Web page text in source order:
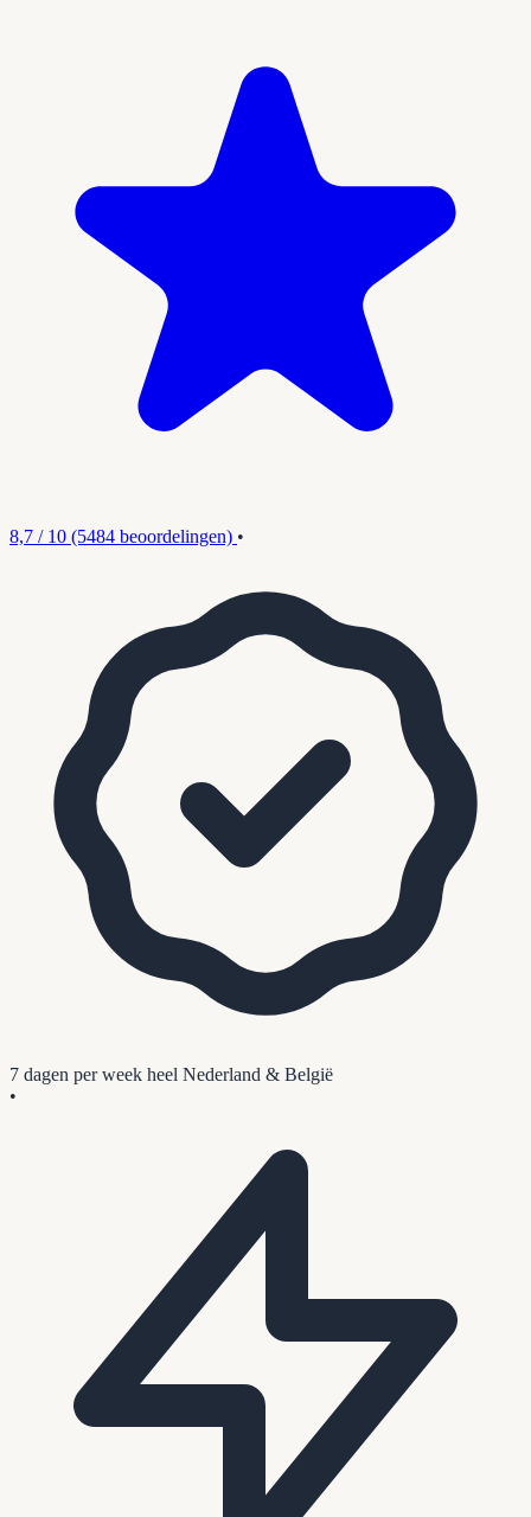
8,7 / 10 (5484 beoordelingen) •
7 dagen per week heel Nederland & België
•